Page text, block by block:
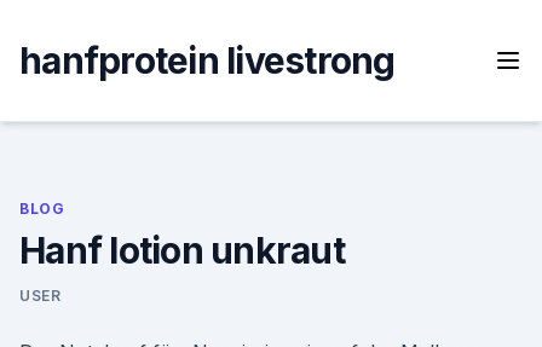
content
hanfprotein livestrong
BLOG
Hanf lotion unkraut
USER